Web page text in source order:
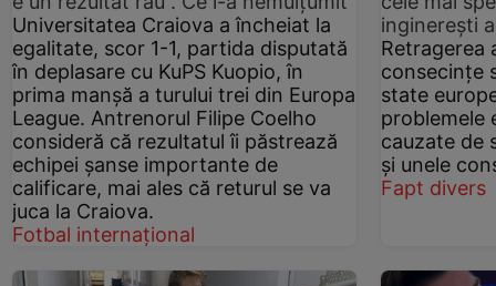
Universitatea Craiova a încheiat la
egalitate, scor 1-1, partida disputată
în deplasare cu KuPS Kuopio, în
prima manșă a turului trei din Europa
League. Antrenorul Filipe Coelho
consideră că rezultatul îi păstrează
echipei șanse importante de
calificare, mai ales că returul se va
juca la Craiova.
Fotbal internațional
inginerești
Retragerea
consecințe
state
problemele
cauzate de
și unele
Fapt divers